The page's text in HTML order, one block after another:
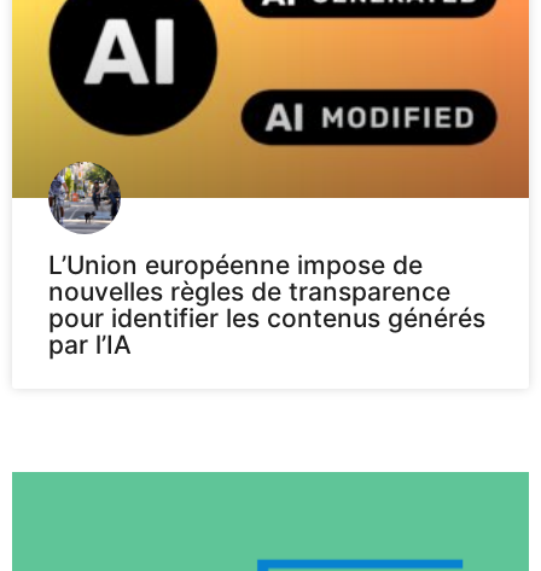
L’Union européenne impose de
nouvelles règles de transparence
pour identifier les contenus générés
par l’IA